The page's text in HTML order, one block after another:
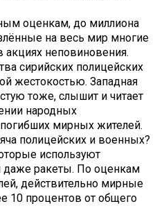
оценкам, до миллиона
на весь мир многие
акциях неповиновения.
сирийских полицейских
жестокостью. Западная
тоже, слышит и читает
народных
мирных жителей.
полицейских и военных?
используют
даже ракеты. По оценкам
действительно мирные
10 процентов от общего